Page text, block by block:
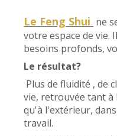
Le Feng Shui ne
votre espace de vie.
besoins profonds,
Le résultat?
Plus de fluidité , de
vie, retrouvée tant
qu'à l'extérieur,
travail.